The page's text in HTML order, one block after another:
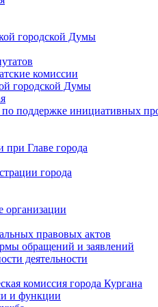
городской Думы
комиссии
городской Думы
поддержке инициативных
Главе города
города
организации
правовых актов
обращений и заявлений
деятельности
комиссия города Кургана
и функции